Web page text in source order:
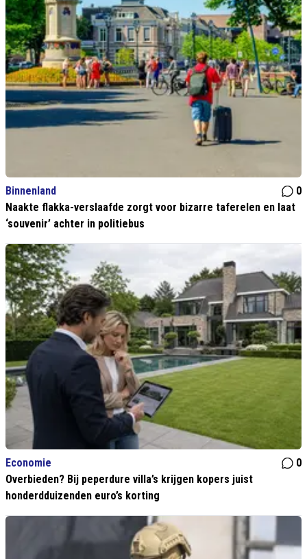
Binnenland
0
Naakte flakka-verslaafde zorgt voor bizarre taferelen en laat
‘souvenir’ achter in politiebus
Economie
0
Overbieden? Bij peperdure villa’s krijgen kopers juist
honderdduizenden euro’s korting